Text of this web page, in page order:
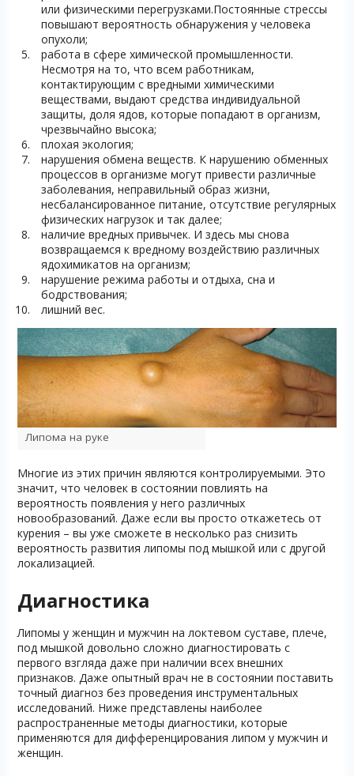
или физическими перегрузками.Постоянные стрессы
повышают вероятность обнаружения у человека
опухоли;
работа в сфере химической промышленности.
Несмотря на то, что всем работникам,
контактирующим с вредными химическими
веществами, выдают средства индивидуальной
защиты, доля ядов, которые попадают в организм,
чрезвычайно высока;
плохая экология;
нарушения обмена веществ. К нарушению обменных
процессов в организме могут привести различные
заболевания, неправильный образ жизни,
несбалансированное питание, отсутствие регулярных
физических нагрузок и так далее;
наличие вредных привычек. И здесь мы снова
возвращаемся к вредному воздействию различных
ядохимикатов на организм;
нарушение режима работы и отдыха, сна и
бодрствования;
лишний вес.
Липома на руке
Многие из этих причин являются контролируемыми. Это
значит, что человек в состоянии повлиять на
вероятность появления у него различных
новообразований. Даже если вы просто откажетесь от
курения – вы уже сможете в несколько раз снизить
вероятность развития липомы под мышкой или с другой
локализацией.
Диагностика
Липомы у женщин и мужчин на локтевом суставе, плече,
под мышкой довольно сложно диагностировать с
первого взгляда даже при наличии всех внешних
признаков. Даже опытный врач не в состоянии поставить
точный диагноз без проведения инструментальных
исследований. Ниже представлены наиболее
распространенные методы диагностики, которые
применяются для дифференцирования липом у мужчин и
женщин.